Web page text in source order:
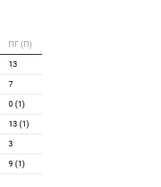
ПГ (П)
13
7
0 (1)
13 (1)
3
9 (1)